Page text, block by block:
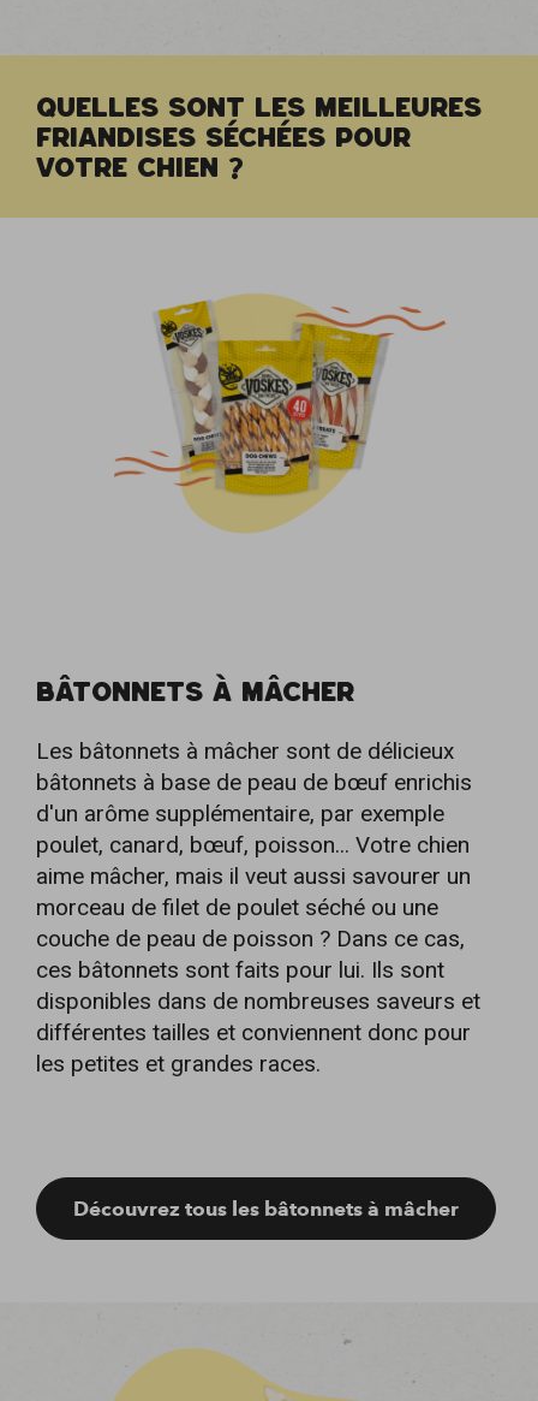
QUELLES SONT LES MEILLEURES
FRIANDISES SÉCHÉES POUR
VOTRE CHIEN ?
BÂTONNETS À MÂCHER
Les bâtonnets à mâcher sont de délicieux
bâtonnets à base de peau de bœuf enrichis
d'un arôme supplémentaire, par exemple
poulet, canard, bœuf, poisson... Votre chien
aime mâcher, mais il veut aussi savourer un
morceau de filet de poulet séché ou une
couche de peau de poisson ? Dans ce cas,
ces bâtonnets sont faits pour lui. Ils sont
disponibles dans de nombreuses saveurs et
différentes tailles et conviennent donc pour
les petites et grandes races.
Découvrez tous les bâtonnets à mâcher